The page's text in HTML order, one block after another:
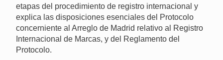
etapas del procedimiento de registro internacional y
explica las disposiciones esenciales del Protocolo
concerniente al Arreglo de Madrid relativo al Registro
Internacional de Marcas, y del Reglamento del
Protocolo.